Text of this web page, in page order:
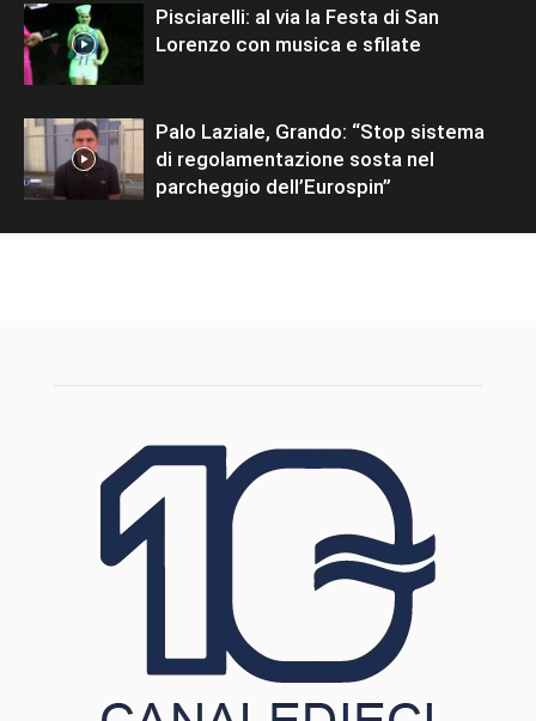
Pisciarelli: al via la Festa di San
Lorenzo con musica e sfilate
Palo Laziale, Grando: “Stop sistema
di regolamentazione sosta nel
parcheggio dell’Eurospin”